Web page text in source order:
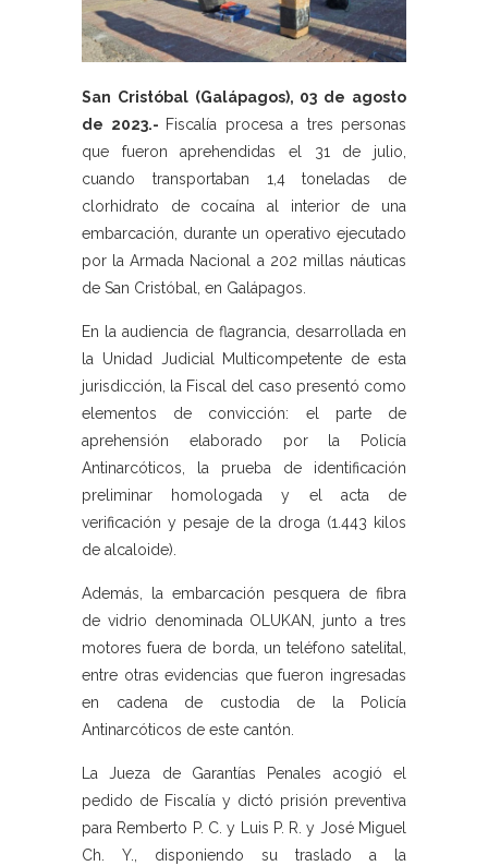
San Cristóbal (Galápagos), 03 de agosto
de 2023.- Fiscalía procesa a tres personas
que fueron aprehendidas el 31 de julio,
cuando transportaban 1,4 toneladas de
clorhidrato de cocaína al interior de una
embarcación, durante un operativo ejecutado
por la Armada Nacional a 202 millas náuticas
de San Cristóbal, en Galápagos.
En la audiencia de flagrancia, desarrollada en
la Unidad Judicial Multicompetente de esta
jurisdicción, la Fiscal del caso presentó como
elementos de convicción: el parte de
aprehensión elaborado por la Policía
Antinarcóticos, la prueba de identificación
preliminar homologada y el acta de
verificación y pesaje de la droga (1.443 kilos
de alcaloide).
Además, la embarcación pesquera de fibra
de vidrio denominada OLUKAN, junto a tres
motores fuera de borda, un teléfono satelital,
entre otras evidencias que fueron ingresadas
en cadena de custodia de la Policía
Antinarcóticos de este cantón.
La Jueza de Garantías Penales acogió el
pedido de Fiscalía y dictó prisión preventiva
para Remberto P. C. y Luis P. R. y José Miguel
Ch. Y., disponiendo su traslado a la